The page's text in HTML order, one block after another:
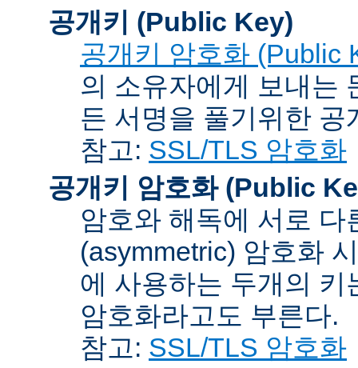
공개키 (Public Key)
공개키 암호화 (Public
의 소유자에게 보내는
든 서명을 풀기위한 공
참고: SSL/TLS 암호화
공개키 암호화 (Public
암호와 해독에 서로
(asymmetric) 암호화
에 사용하는 두개의
암호화라고도 부른다.
참고: SSL/TLS 암호화